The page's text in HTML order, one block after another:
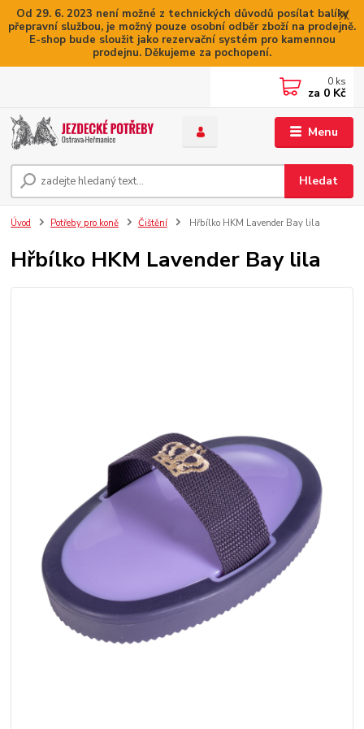
Od 29. 6. 2023 není možné z technických důvodů posílat balíky
přepravní službou, je možný pouze osobní odběr zboží na prodejně.
E-shop bude sloužit jako rezervační systém pro kamennou
prodejnu. Děkujeme za pochopení.
Menu
Hledat
0 ks
za 0 Kč
Úvod Potřeby pro koně Čištění Hřbílko HKM Lavender Bay lila
Hřbílko HKM Lavender Bay lila